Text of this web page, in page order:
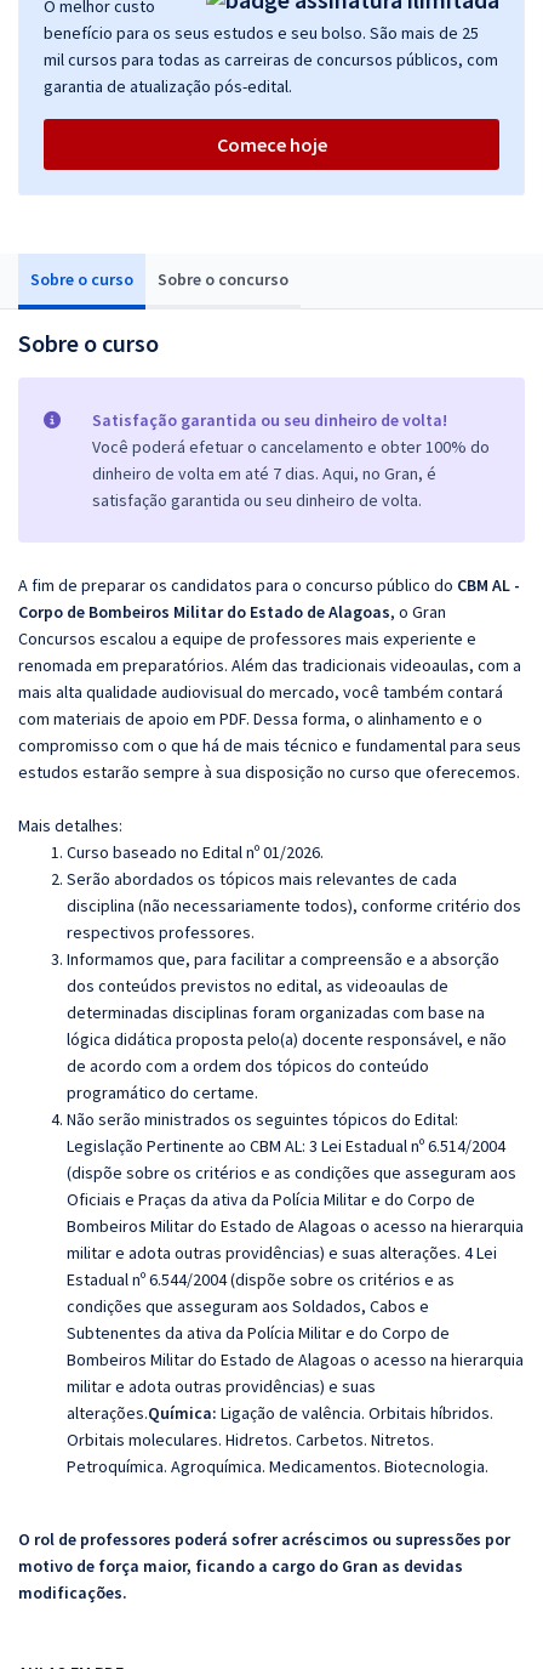
Sobre o curso Sobre o concurso
Sobre o curso
Satisfação garantida ou seu dinheiro de volta!
Você poderá efetuar o cancelamento e obter 100% do
dinheiro de volta em até 7 dias. Aqui, no Gran, é
satisfação garantida ou seu dinheiro de volta.
A fim de preparar os candidatos para o concurso público do CBM AL -
Corpo de Bombeiros Militar do Estado de Alagoas, o Gran
Concursos escalou a equipe de professores mais experiente e
renomada em preparatórios. Além das tradicionais videoaulas, com a
mais alta qualidade audiovisual do mercado, você também contará
com materiais de apoio em PDF. Dessa forma, o alinhamento e o
compromisso com o que há de mais técnico e fundamental para seus
estudos estarão sempre à sua disposição no curso que oferecemos.
Mais detalhes:
Curso baseado no Edital nº 01/2026.
Serão abordados os tópicos mais relevantes de cada
disciplina (não necessariamente todos), conforme critério dos
respectivos professores.
Informamos que, para facilitar a compreensão e a absorção
dos conteúdos previstos no edital, as videoaulas de
determinadas disciplinas foram organizadas com base na
lógica didática proposta pelo(a) docente responsável, e não
de acordo com a ordem dos tópicos do conteúdo
programático do certame.
Não serão ministrados os seguintes tópicos do Edital:
Legislação Pertinente ao CBM AL: 3 Lei Estadual nº 6.514/2004
(dispõe sobre os critérios e as condições que asseguram aos
Oficiais e Praças da ativa da Polícia Militar e do Corpo de
Bombeiros Militar do Estado de Alagoas o acesso na hierarquia
militar e adota outras providências) e suas alterações. 4 Lei
Estadual nº 6.544/2004 (dispõe sobre os critérios e as
condições que asseguram aos Soldados, Cabos e
Subtenentes da ativa da Polícia Militar e do Corpo de
Bombeiros Militar do Estado de Alagoas o acesso na hierarquia
militar e adota outras providências) e suas
alterações.Química: Ligação de valência. Orbitais híbridos.
Orbitais moleculares. Hidretos. Carbetos. Nitretos.
Petroquímica. Agroquímica. Medicamentos. Biotecnologia.
O rol de professores poderá sofrer acréscimos ou supressões por
motivo de força maior, ficando a cargo do Gran as devidas
modificações.
O melhor custo
benefício para os seus estudos e seu bolso. São mais de 25
mil cursos para todas as carreiras de concursos públicos, com
garantia de atualização pós-edital.
Comece hoje